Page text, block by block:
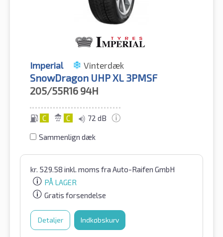
Imperial Vinterdæk
SnowDragon UHP XL 3PMSF
205/55R16 94H
C C 72 dB
Sammenlign dæk
kr. 529.58 inkl. moms fra Auto-Raifen GmbH
PÅ LAGER
Gratis forsendelse
Detaljer Indkøbskurv